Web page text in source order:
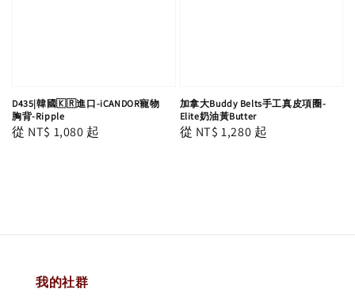
D435|韓國🇰🇷進口-iCANDOR寵物
胸背-Ripple
Regular
從 NT$ 1,080 起
加拿大Buddy Belts手工真皮項圈-
Elite奶油黃Butter
Regular
從 NT$ 1,280 起
我的社群